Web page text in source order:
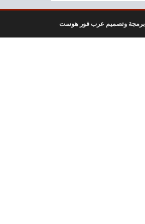
برمجة وتصميم عرب فور هوست